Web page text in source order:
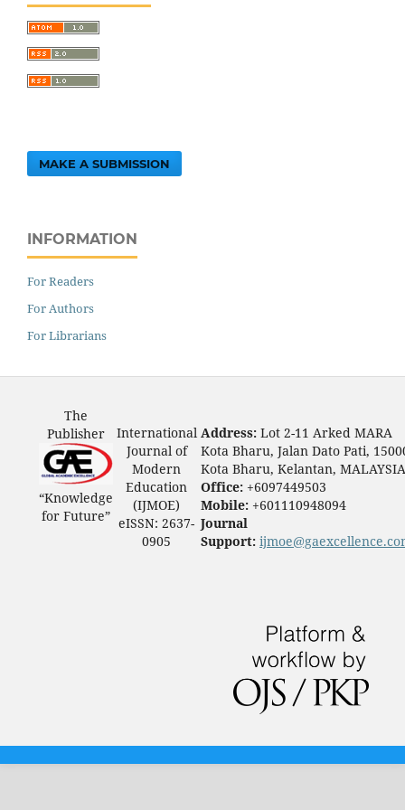
MAKE A SUBMISSION
INFORMATION
For Readers
For Authors
For Librarians
The
Publisher
“Knowledge
for Future”
International
Journal of
Modern
Education
(IJMOE)
eISSN: 2637-
0905
Address: Lot 2-11 Arked MARA
Kota Bharu, Jalan Dato Pati,
Kota Bharu, Kelantan, MALAYSIA
Office: +6097449503
Mobile: +601110948094
Journal
Support: